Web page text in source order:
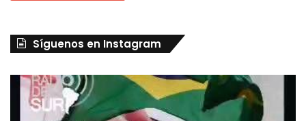
Síguenos en Instagram